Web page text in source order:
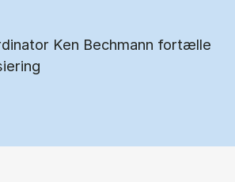
Ken Bechmann fortælle